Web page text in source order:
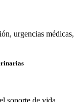
urgencias médicas,
soporte de vida,